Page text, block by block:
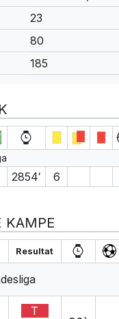
23
80
185
2854′ 6
KAMPE
Resultat
T